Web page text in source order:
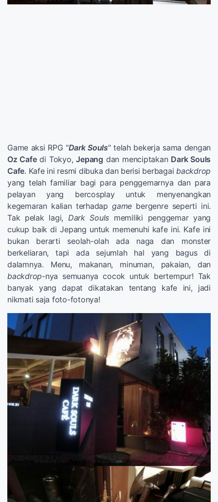
Game aksi RPG "Dark Souls" telah bekerja sama dengan
Oz Cafedi Tokyo,Jepang dan menciptakan Dark Souls
Cafe. Kafe ini resmi dibuka dan berisi berbagai backdrop
yang telah familiar bagi para penggemarnya dan para
pelayan yang bercosplay untuk menyenangkan
kegemaran kalian terhadap game bergenre seperti ini.
Tak pelak lagi, Dark Souls memiliki penggemar yang
cukup baik di Jepang untuk memenuhi kafe ini. Kafe ini
bukan berarti seolah-olah ada naga dan monster
berkeliaran, tapi ada sejumlah hal yang bagus di
dalamnya. Menu, makanan, minuman, pakaian, dan
backdrop-nya semuanya cocok untuk bertempur! Tak
banyak yang dapat dikatakan tentang kafe ini, jadi
nikmati saja foto-fotonya!